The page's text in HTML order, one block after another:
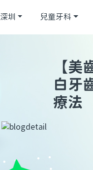
深圳 兒童牙科
【
白牙
療法